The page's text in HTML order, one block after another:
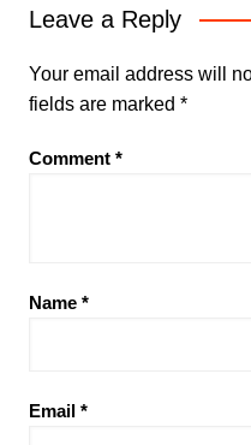
Leave a Reply
Your email address will
fields are marked *
Comment *
Name *
Email *